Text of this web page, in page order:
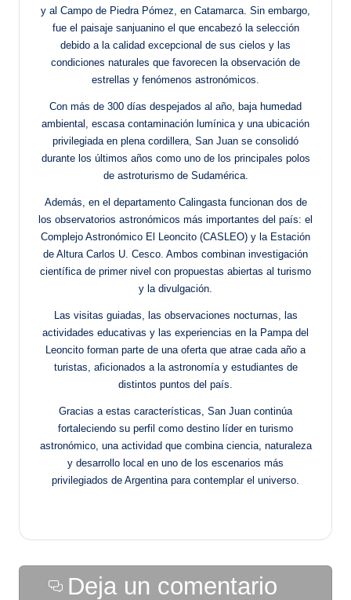
y al Campo de Piedra Pómez, en Catamarca. Sin embargo,
fue el paisaje sanjuanino el que encabezó la selección
debido a la calidad excepcional de sus cielos y las
condiciones naturales que favorecen la observación de
estrellas y fenómenos astronómicos.
Con más de 300 días despejados al año, baja humedad
ambiental, escasa contaminación lumínica y una ubicación
privilegiada en plena cordillera, San Juan se consolidó
durante los últimos años como uno de los principales polos
de astroturismo de Sudamérica.
Además, en el departamento Calingasta funcionan dos de
los observatorios astronómicos más importantes del país: el
Complejo Astronómico El Leoncito (CASLEO) y la Estación
de Altura Carlos U. Cesco. Ambos combinan investigación
científica de primer nivel con propuestas abiertas al turismo
y la divulgación.
Las visitas guiadas, las observaciones nocturnas, las
actividades educativas y las experiencias en la Pampa del
Leoncito forman parte de una oferta que atrae cada año a
turistas, aficionados a la astronomía y estudiantes de
distintos puntos del país.
Gracias a estas características, San Juan continúa
fortaleciendo su perfil como destino líder en turismo
astronómico, una actividad que combina ciencia, naturaleza
y desarrollo local en uno de los escenarios más
privilegiados de Argentina para contemplar el universo.
Deja un comentario